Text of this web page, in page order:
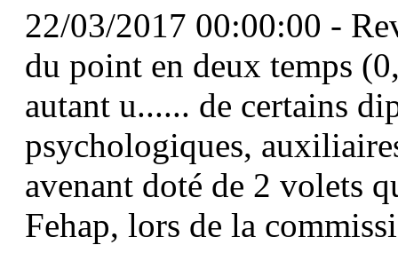
22/03/2017 00:00:00 -
du point en deux temps
autant u...... de certains
psychologiques,
avenant doté de 2 volets
Fehap, lors de la